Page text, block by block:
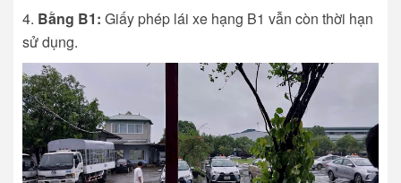
Bằng B1: Giấy phép lái xe hạng B1 vẫn còn thời hạn
sử dụng.